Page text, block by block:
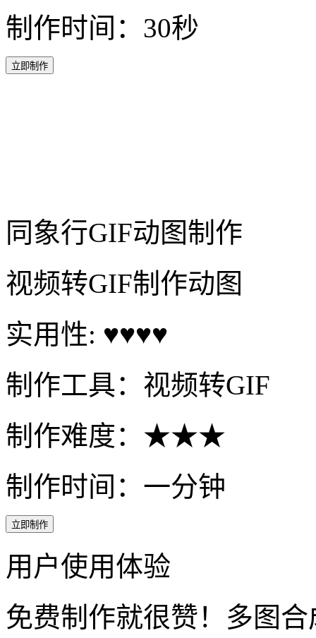
制作时间：30秒
立即制作
实用性: ♥♥♥♥
制作工具：视频转GIF
制作难度：★★★
制作时间：一分钟
立即制作
用户使用体验
免费制作就很赞！多图
公众号做素材，非常好
视频和图片都可以转gif